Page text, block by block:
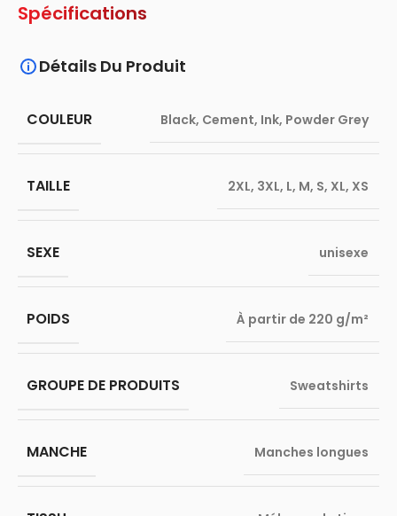
Spécifications
Détails Du Produit
COULEUR Black, Cement, Ink, Powder Grey
TAILLE 2XL, 3XL, L, M, S, XL, XS
SEXE unisexe
POIDS À partir de 220 g/m²
GROUPE DE PRODUITS Sweatshirts
MANCHE Manches longues